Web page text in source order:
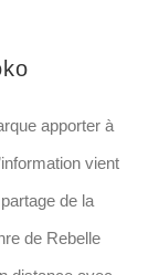
apporter à
vient
de la
de Rebelle